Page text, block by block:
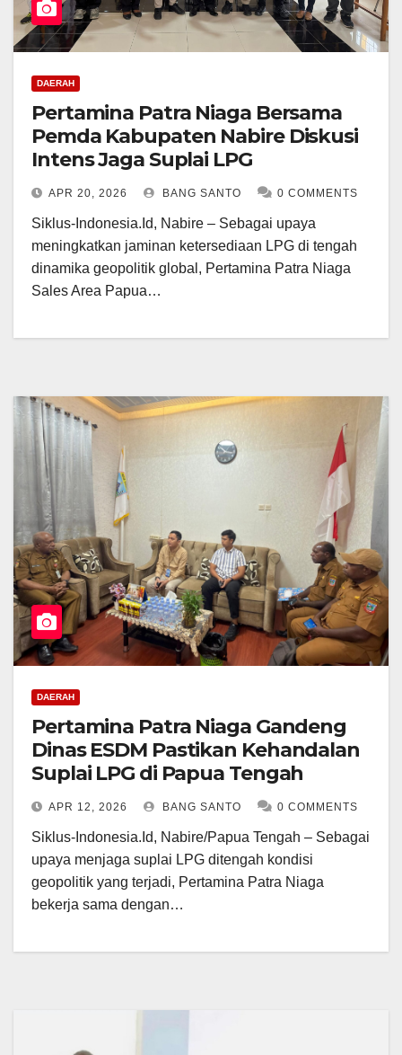
DAERAH
Pertamina Patra Niaga Bersama
Pemda Kabupaten Nabire Diskusi
Intens Jaga Suplai LPG
APR 20, 2026 BANG SANTO 0 COMMENTS
Siklus-Indonesia.Id, Nabire – Sebagai upaya
meningkatkan jaminan ketersediaan LPG di tengah
dinamika geopolitik global, Pertamina Patra Niaga
Sales Area Papua…
DAERAH
Pertamina Patra Niaga Gandeng
Dinas ESDM Pastikan Kehandalan
Suplai LPG di Papua Tengah
APR 12, 2026 BANG SANTO 0 COMMENTS
Siklus-Indonesia.Id, Nabire/Papua Tengah – Sebagai
upaya menjaga suplai LPG ditengah kondisi
geopolitik yang terjadi, Pertamina Patra Niaga
bekerja sama dengan…